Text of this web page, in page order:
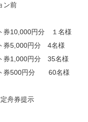
ン前
券10,000円分 １名様
券5,000円分 4名様
券1,000円分 35名様
券500円分 60名様
舟券提示